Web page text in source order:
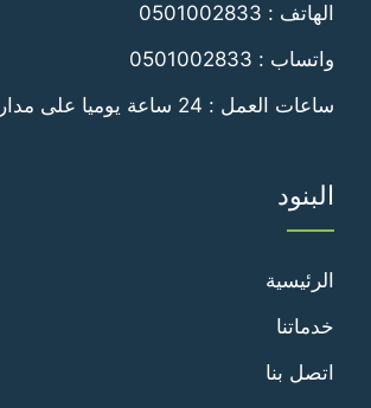
الهاتف : 0501002833
واتساب : 0501002833
ساعات العمل : 24 ساعة يوميا على مدار الاسبوع.
البنود
الرئيسية
خدماتنا
اتصل بنا